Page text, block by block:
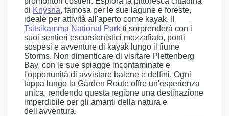
di Knysna, famosa per le sue lagune e foreste,
ideale per attività all'aperto come kayak. Il
Tsitsikamma National Park ti sorprenderà con i
suoi sentieri escursionistici mozzafiato, ponti
sospesi e avventure di kayak lungo il fiume
Storms. Non dimenticare di visitare Plettenberg
Bay, con le sue spiagge incontaminate e
l'opportunità di avvistare balene e delfini. Ogni
tappa lungo la Garden Route offre un'esperienza
unica, rendendo questa regione una destinazione
imperdibile per gli amanti della natura e
dell'avventura.